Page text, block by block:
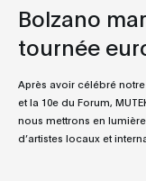
Bolzano
tournée
Après avoir célébré
et la 10e du Forum,
nous mettrons en
d’artistes locaux et